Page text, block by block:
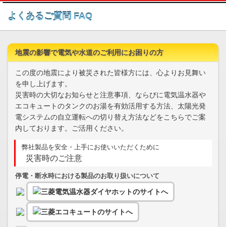
このページの本文へ
よくあるご質問 FAQ
地震の影響で電気や水道のご利用にお困りの方
この度の地震により被災された皆様方には、心よりお見舞い
を申し上げます。
災害時の大切なお知らせと注意事項、ならびに電気温水器や
エコキュートのタンクのお湯を有効活用する方法、太陽光発
電システムの自立運転への切り替え方法などをこちらでご案
内しております。ご活用ください。
弊社製品を安全・上手にお使いいただくために
災害時のご注意
停電・断水時における製品のお取り扱いについて